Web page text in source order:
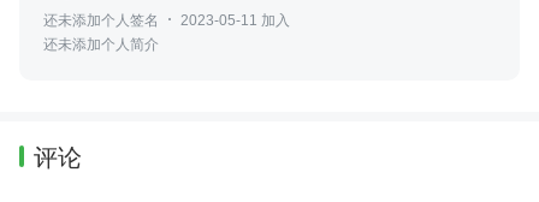
还未添加个人签名
2023-05-11 加入
还未添加个人简介
评论